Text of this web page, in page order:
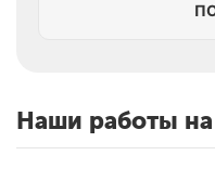
Наши работы на